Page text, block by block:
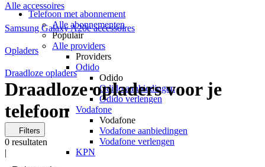
Telefoon met abonnement
Alle abonnementen
Populair
Alle providers
Providers
Odido
Odido
Odido aanbiedingen
Odido verlengen
Vodafone
Vodafone
Vodafone aanbiedingen
Vodafone verlengen
KPN
Alle accessoires
Samsung Galaxy A20e accessoires
Opladers
Draadloze opladers
Draadloze opladers voor je
telefoon
Filters
0 resultaten
|